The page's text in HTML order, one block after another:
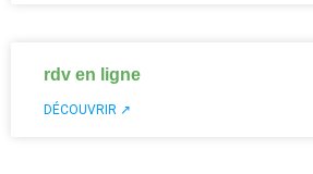
rdv en ligne
DÉCOUVRIR ↗